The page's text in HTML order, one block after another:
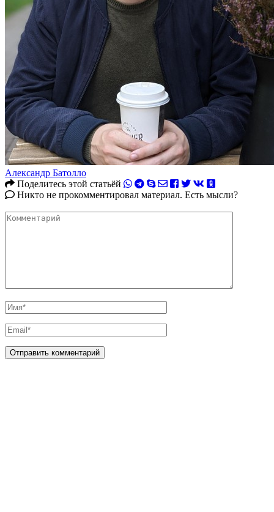
Александр Батолло
Поделитесь этой статьёй
Никто не прокомментировал материал. Есть мысли?